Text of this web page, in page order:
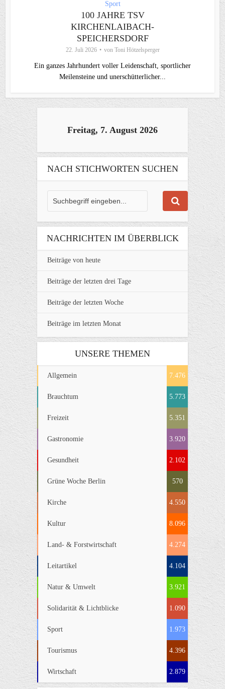
Sport
100 JAHRE TSV
KIRCHENLAIBACH-
SPEICHERSDORF
22. Juli 2026 von Toni Hötzelsperger
Ein ganzes Jahrhundert voller Leidenschaft, sportlicher
Meilensteine und unerschütterlicher...
Freitag, 7. August 2026
NACH STICHWORTEN SUCHEN
NACHRICHTEN IM ÜBERBLICK
Beiträge von heute
Beiträge der letzten drei Tage
Beiträge der letzten Woche
Beiträge im letzten Monat
UNSERE THEMEN
Allgemein 7.476
Brauchtum 5.773
Freizeit 5.351
Gastronomie 3.920
Gesundheit 2.102
Grüne Woche Berlin 570
Kirche 4.550
Kultur 8.096
Land- & Forstwirtschaft 4.274
Leitartikel 4.104
Natur & Umwelt 3.921
Solidarität & Lichtblicke 1.090
Sport 1.973
Tourismus 4.396
Wirtschaft 2.879